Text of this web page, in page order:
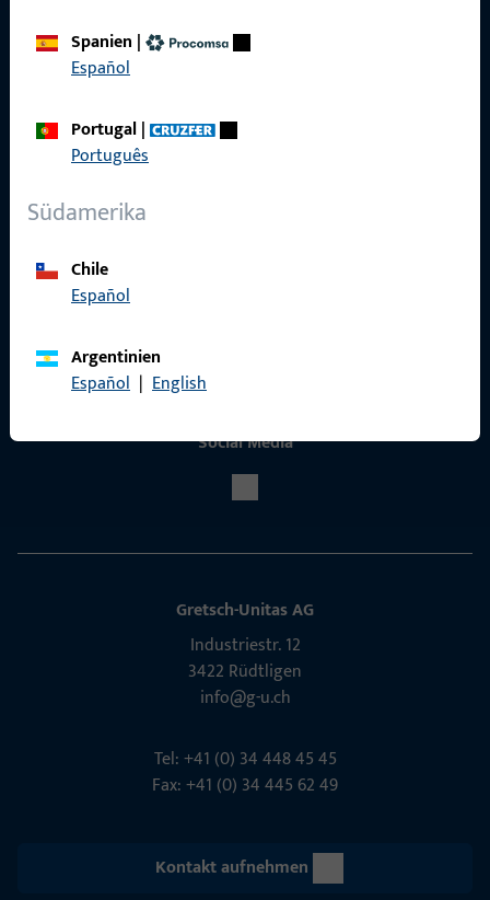
Spanien |
Español
Portugal|
Português
Südamerika
Chile
Español
Argentinien
Español | English
Produktkatalog
Social Media
Gretsch-Unitas AG
Indu­s­triestr. 12
3422 Rüdt­ligen
info@g-u.ch
Tel: +41 (0) 34 448 45 45
Fax: +41 (0) 34 445 62 49
Kontakt aufnehmen